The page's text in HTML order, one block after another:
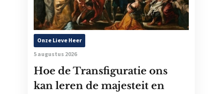
Onze Lieve Heer
5 augustus 2026
Hoe de Transfiguratie ons
kan leren de majesteit en